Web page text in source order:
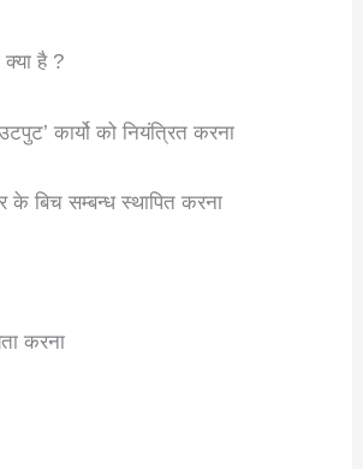
है ?
कार्यो को नियंत्रित करना
बिच सम्बन्ध स्थापित करना
करना